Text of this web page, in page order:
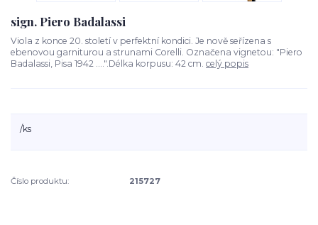
sign. Piero Badalassi
Viola z konce 20. století v perfektní kondici. Je nově seřízena s
ebenovou garniturou a strunami Corelli. Označena vignetou: "Piero
Badalassi, Pisa 1942 ....".Délka korpusu: 42 cm. celý popis
/ks
Číslo produktu: 215727